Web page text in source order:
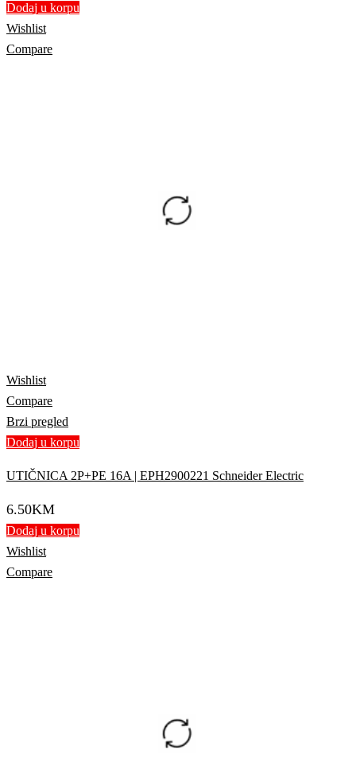
Dodaj u korpu
Wishlist
Compare
Wishlist
Compare
Brzi pregled
Dodaj u korpu
UTIČNICA 2P+PE 16A | EPH2900221 Schneider Electric
6.50KM
Dodaj u korpu
Wishlist
Compare